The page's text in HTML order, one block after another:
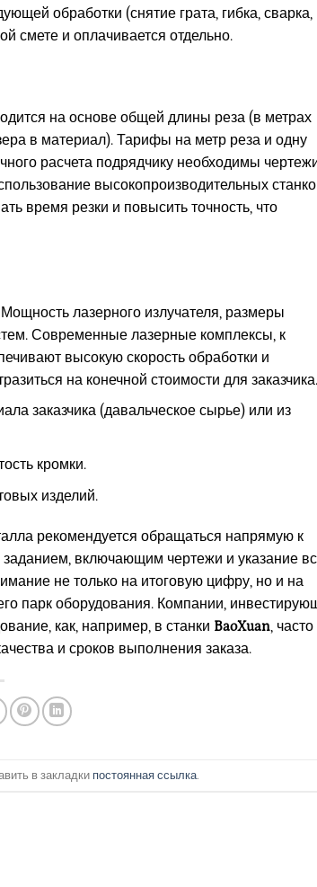
обработки (снятие грата, гибка, сварка,
смете и оплачивается отдельно.
на основе общей длины реза (в метрах
в материал). Тарифы на метр реза и одну
расчета подрядчику необходимы
высокопроизводительных
время резки и повысить точность, что
лазерного излучателя, размеры
Современные лазерные комплексы, к
высокую скорость обработки и
на конечной стоимости для заказчика.
заказчика (давальческое сырье) или из
кромки.
изделий.
рекомендуется обращаться напрямую к
включающим чертежи и указание
не только на итоговую цифру, но и на
парк оборудования. Компании,
как, например, в станки BaoXuan, часто
и сроков выполнения заказа.
в закладки постоянная ссылка.